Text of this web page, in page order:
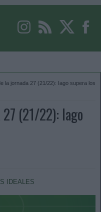
la jornada 27 (21/22): Iago supera los
(21/22): Iago
IDEALES